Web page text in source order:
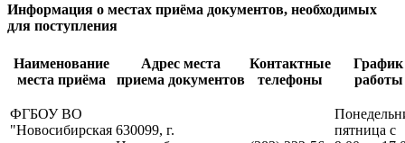
Информация о местах приёма документов, необходимых
для поступления
Наименование
места приёма
Адрес места
приема документов
Контактные
телефоны
График
работы
ФГБОУ ВО
"Новосибирская 630099, г.
пятница с